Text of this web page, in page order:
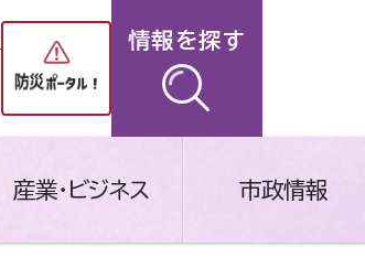
情報を探す
産業・ビジネス 市政情報